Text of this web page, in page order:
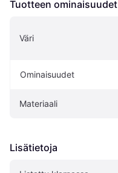
Tuotteen ominaisuudet
Väri
Ominaisuudet
Materiaali
Lisätietoja